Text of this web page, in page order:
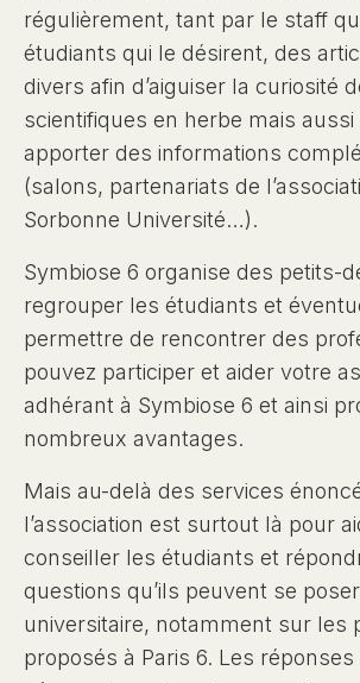
régulièrement, tant par le staff
étudiants qui le désirent, des
divers afin d’aiguiser la curiosité
scientifiques en herbe mais
apporter des informations
(salons, partenariats de
Sorbonne Université…).
Symbiose 6 organise des petits-
regrouper les étudiants et
permettre de rencontrer des
pouvez participer et aider votre
adhérant à Symbiose 6 et ainsi
nombreux avantages.
Mais au-delà des services
l’association est surtout là pour
conseiller les étudiants et
questions qu’ils peuvent se
universitaire, notamment sur les
proposés à Paris 6. Les réponses